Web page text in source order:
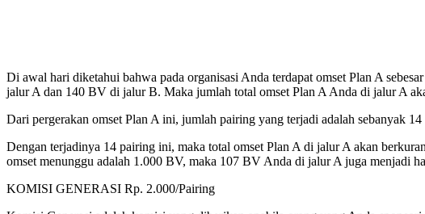
Di awal hari diketahui bahwa pada organisasi Anda terdapat omset Plan A
jalur A dan 140 BV di jalur B. Maka jumlah total omset Plan A Anda di jalur A
Dari pergerakan omset Plan A ini, jumlah pairing yang terjadi adalah sebanyak
Dengan terjadinya 14 pairing ini, maka total omset Plan A di jalur A akan
omset menunggu adalah 1.000 BV, maka 107 BV Anda di jalur A juga menjadi
KOMISI GENERASI Rp. 2.000/Pairing